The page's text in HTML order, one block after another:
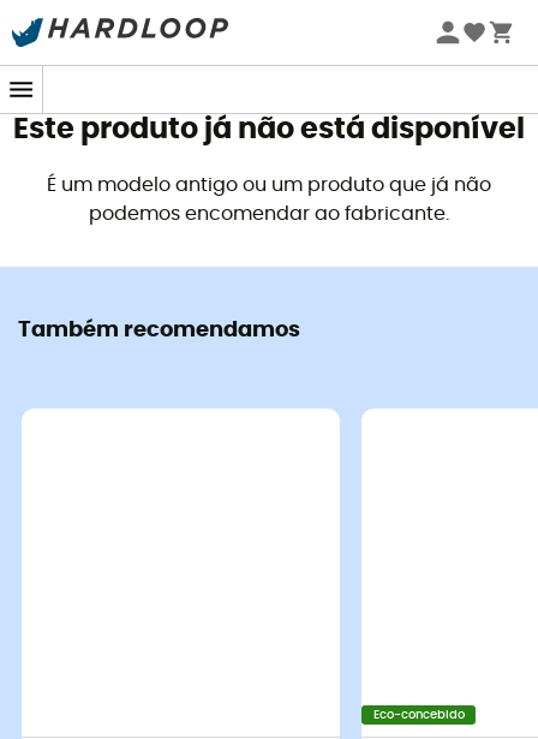
Promoções de verão 🔥 -5% EXTRA a partir de 2 produtos*
Este produto já não está disponível
É um modelo antigo ou um produto que já não
podemos encomendar ao fabricante.
Também recomendamos
Eco-concebido